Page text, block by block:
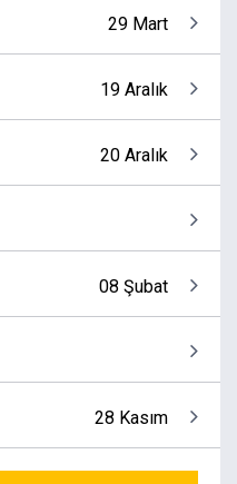
29 Mart
19 Aralık
20 Aralık
08 Şubat
28 Kasım